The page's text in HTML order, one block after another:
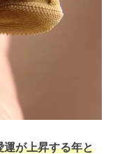
運が上昇する年と